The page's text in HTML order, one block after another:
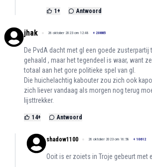
1 + Antwoord
jhak 26 oktober 2023 om 12:48 + 20885
De PvdA dacht met gl een goede zusterpartij
gehaald , maar het tegendeel is waar, want
totaal aan het gore politieke spel van gl.
Die huichelachtig kabouter zou zich ook
zich liever vandaag als morgen nog terug
lijsttrekker.
14+ Antwoord
shadow1100 26 oktober 2023 om 16:58 + 10612
Ooit is er zoiets in Troje gebeurt met